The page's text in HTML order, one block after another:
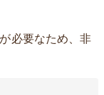
必要なため、非